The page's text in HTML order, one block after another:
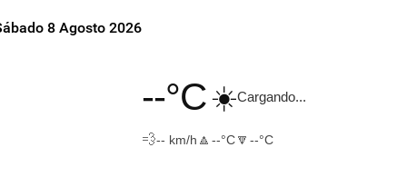
8 Agosto 2026
--°C☀️Cargando...
💨-- km/h 🔼 --°C🔽 --°C